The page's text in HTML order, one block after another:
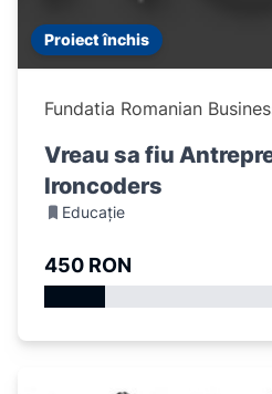
Proiect închis
Fundatia Romanian
Vreau sa fiu
Ironcoders
Educație
450 RON